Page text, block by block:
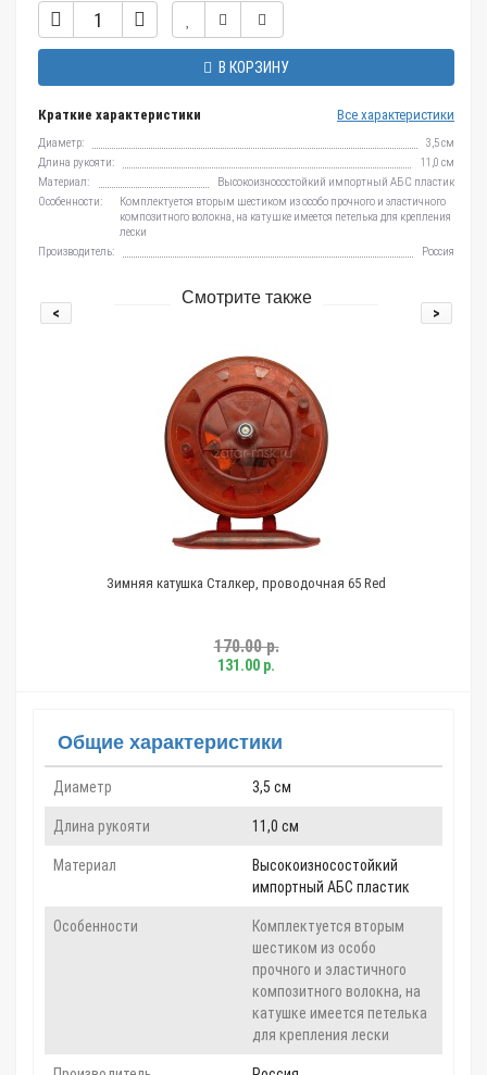
В КОРЗИНУ
Краткие характеристики Все характеристики
Диаметр:
3,5 см
Длина рукояти:
11,0 см
Материал:
Высокоизносостойкий импортный АБС пластик
Особенности:
Комплектуется вторым шестиком из особо прочного и эластичного
композитного волокна, на катушке имеется петелька для крепления
лески
Производитель:
Россия
Смотрите также
Зимняя катушка Сталкер, проводочная 65 Red
170.00 р.
131.00 р.
< >
Общие характеристики
Диаметр 3,5 см
Длина рукояти 11,0 см
Материал
Высокоизносостойкий
импортный АБС пластик
Особенности
Комплектуется вторым
шестиком из особо
прочного и эластичного
композитного волокна, на
катушке имеется петелька
для крепления лески